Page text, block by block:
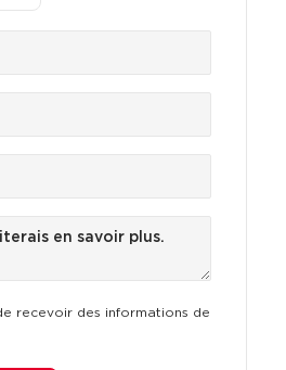
recevoir des informations de